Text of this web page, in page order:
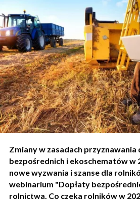
Zmiany w zasadach przyznawania
bezpośrednich i ekoschematów w
nowe wyzwania i szanse dla
webinarium "Dopłaty
rolnictwa. Co czeka rolników w